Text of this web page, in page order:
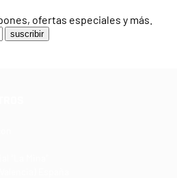
ofertas especiales y más.
suscribir